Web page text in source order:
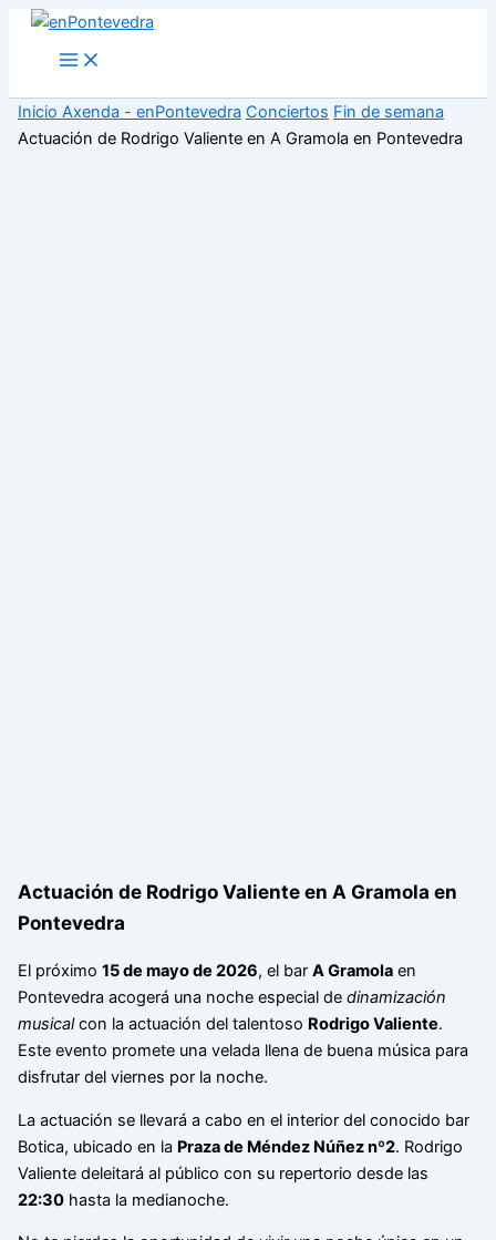
Main
Menu
Inicio Axenda - enPontevedra Conciertos Fin de semana
Actuación de Rodrigo Valiente en A Gramola en Pontevedra
Actuación de Rodrigo Valiente en A Gramola en
Pontevedra
El próximo 15 de mayo de 2026, el bar A Gramolaen
Pontevedra acogerá una noche especial de dinamización
musicalcon la actuación del talentoso Rodrigo Valiente.
Este evento promete una velada llena de buena música para
disfrutar del viernes por la noche.
La actuación se llevará a cabo en el interior del conocido bar
Botica, ubicado en la Praza de Méndez Núñez nº2. Rodrigo
Valiente deleitará al público con su repertorio desde las
22:30hasta la medianoche.